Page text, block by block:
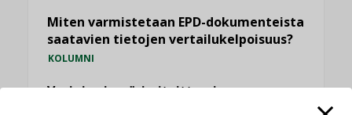
Miten varmistetaan EPD-dokumenteista
saatavien tietojen vertailukelpoisuus?
KOLUMNI
Vesi- ja viemärimitoittaminen on